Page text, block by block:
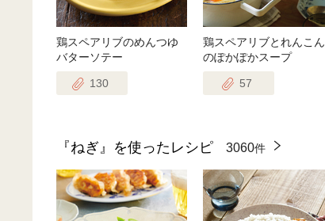
鶏スペアリブのめんつゆ
バターソテー
130
鶏スペアリブとれんこん
のぽかぽかスープ
57
『ねぎ』を使ったレシピ 3060件